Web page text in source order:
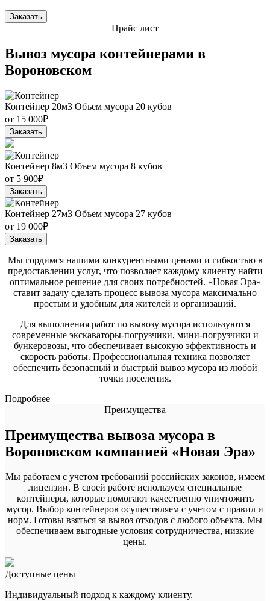
Заказать
Прайс лист
Вывоз мусора контейнерами в
Вороновском
Контейнер 20м3 Объем мусора 20 кубов
от 15 000₽
Заказать
Контейнер 8м3 Объем мусора 8 кубов
от 5 900₽
Заказать
Контейнер 27м3 Объем мусора 27 кубов
от 19 000₽
Заказать
Мы гордимся нашими конкурентными ценами и гибкостью в
предоставлении услуг, что позволяет каждому клиенту найти
оптимальное решение для своих потребностей. «Новая Эра»
ставит задачу сделать процесс вывоза мусора максимально
простым и удобным для жителей и организаций.
Для выполнения работ по вывозу мусора используются
современные экскаваторы-погрузчики, мини-погрузчики и
бункеровозы, что обеспечивает высокую эффективность и
скорость работы. Профессиональная техника позволяет
обеспечить безопасный и быстрый вывоз мусора из любой
точки поселения.
Подробнее
Преимущества
Преимущества вывоза мусора в
Вороновском компанией «Новая Эра»
Мы работаем с учетом требований российских законов, имеем
лицензии. В своей работе используем специальные
контейнеры, которые помогают качественно уничтожить
мусор. Выбор контейнеров осуществляем с учетом с правил и
норм. Готовы взяться за вывоз отходов с любого объекта. Мы
обеспечиваем выгодные условия сотрудничества, низкие
цены.
Доступные цены
Индивидуальный подход к каждому клиенту.